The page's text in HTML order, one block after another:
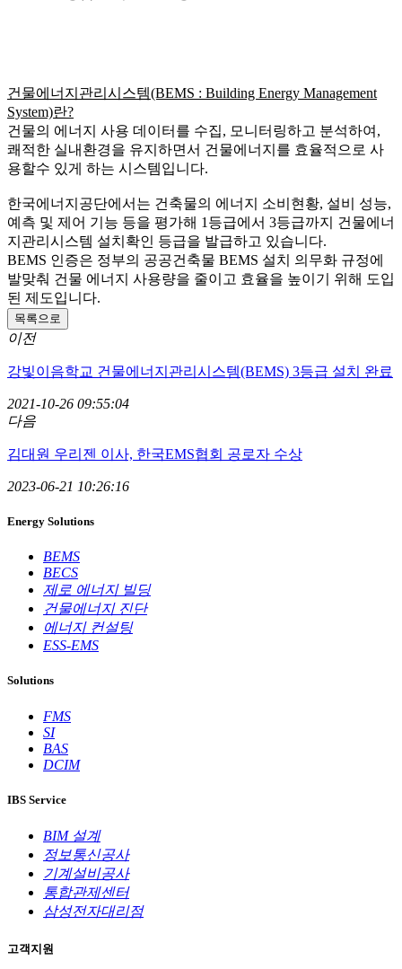
건물에너지관리시스템(BEMS : Building Energy Management
System)란?
건물의 에너지 사용 데이터를 수집, 모니터링하고 분석하여,
쾌적한 실내환경을 유지하면서 건물에너지를 효율적으로 사
용할수 있게 하는 시스템입니다.
한국에너지공단에서는 건축물의 에너지 소비현황, 설비 성능,
예측 및 제어 기능 등을 평가해 1등급에서 3등급까지 건물에너
지관리시스템 설치확인 등급을 발급하고 있습니다.
BEMS 인증은 정부의 공공건축물 BEMS 설치 의무화 규정에
발맞춰 건물 에너지 사용량을 줄이고 효율을 높이기 위해 도입
된 제도입니다.
목록으로
이전
강빛이음학교 건물에너지관리시스템(BEMS) 3등급 설치 완료
2021-10-26 09:55:04
다음
김대원 우리젠 이사, 한국EMS협회 공로자 수상
2023-06-21 10:26:16
Energy Solutions
BEMS
BECS
제로 에너지 빌딩
건물에너지 진단
에너지 컨설팅
ESS-EMS
Solutions
FMS
SI
BAS
DCIM
IBS Service
BIM 설계
정보통신공사
기계설비공사
통합관제센터
삼성전자대리점
고객지원